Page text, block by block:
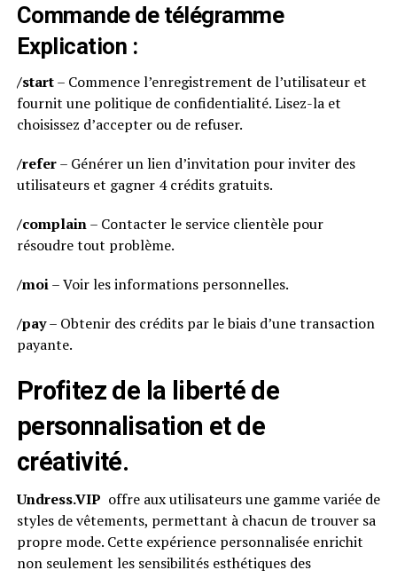
Commande de télégramme
Explication :
/start– Commence l’enregistrement de l’utilisateur et
fournit une politique de confidentialité. Lisez-la et
choisissez d’accepter ou de refuser.
/refer– Générer un lien d’invitation pour inviter des
utilisateurs et gagner 4 crédits gratuits.
/complain– Contacter le service clientèle pour
résoudre tout problème.
/moi– Voir les informations personnelles.
/pay– Obtenir des crédits par le biais d’une transaction
payante.
Profitez de la liberté de
personnalisation et de
créativité.
Undress.VIP offre aux utilisateurs une gamme variée de
styles de vêtements, permettant à chacun de trouver sa
propre mode. Cette expérience personnalisée enrichit
non seulement les sensibilités esthétiques des